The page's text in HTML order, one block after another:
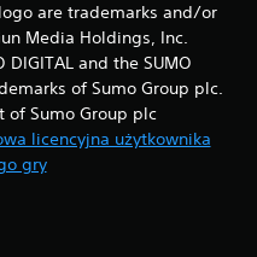
are trademarks and/or
Media Holdings, Inc.
and the SUMO
of Sumo Group plc.
of Sumo Group plc
licencyjna użytkownika
gry